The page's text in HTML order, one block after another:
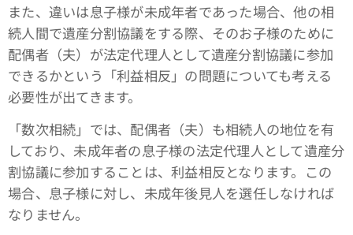
また、違いは息子様が未成年者であった場合、他の相
続人間で遺産分割協議をする際、そのお子様のために
配偶者（夫）が法定代理人として遺産分割協議に参加
できるかという「利益相反」の問題についても考える
必要性が出てきます。
「数次相続」では、配偶者（夫）も相続人の地位を有
しており、未成年者の息子様の法定代理人として遺産分
割協議に参加することは、利益相反となります。この
場合、息子様に対し、未成年後見人を選任しなければ
なりません。